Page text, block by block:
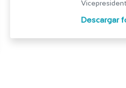
Descargar